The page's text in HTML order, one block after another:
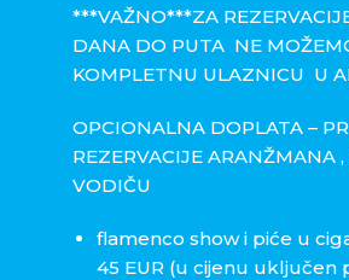
***VAŽNO***ZA
DANA DO PUTA NE
KOMPLETNU ULAZNICU U
OPCIONALNA DOPLATA –
REZERVACIJE ARANŽMANA
VODIČU
flamenco show i piće u
45 EUR (u cijenu uključen